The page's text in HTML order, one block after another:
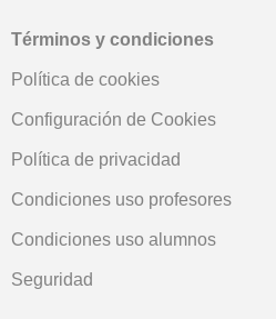
Términos y condiciones
Política de cookies
Configuración de Cookies
Política de privacidad
Condiciones uso profesores
Condiciones uso alumnos
Seguridad